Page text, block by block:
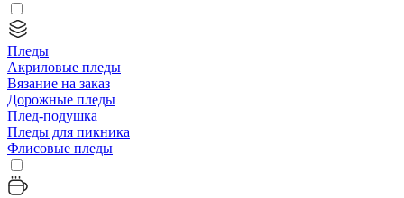
Пледы
Акриловые пледы
Вязание на заказ
Дорожные пледы
Плед-подушка
Пледы для пикника
Флисовые пледы